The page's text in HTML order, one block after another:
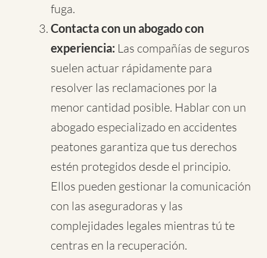
fuga.
Contacta con un abogado con
experiencia: Las compañías de seguros
suelen actuar rápidamente para
resolver las reclamaciones por la
menor cantidad posible. Hablar con un
abogado especializado en accidentes
peatones garantiza que tus derechos
estén protegidos desde el principio.
Ellos pueden gestionar la comunicación
con las aseguradoras y las
complejidades legales mientras tú te
centras en la recuperación.